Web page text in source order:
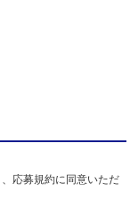
応募規約に同意いただ